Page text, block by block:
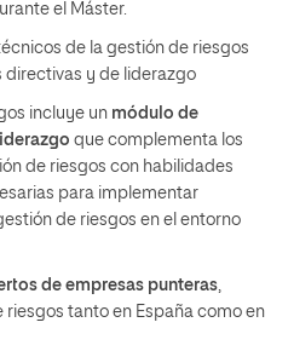
el Máster.
de la gestión de riesgos
directivas y de liderazgo
incluye un módulo de
que complementa los
de riesgos con habilidades
para implementar
de riesgos en el entorno
de empresas punteras,
tanto en España como en